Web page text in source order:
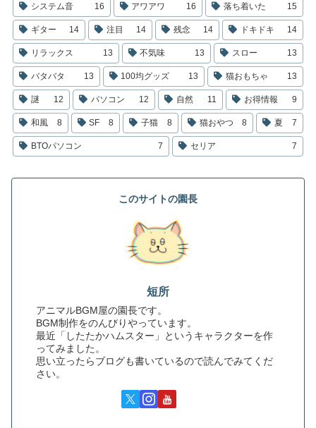
システム音 16 アワアワ 16 落ち着いた 15
ギター 14 注目 14 残念 14 ドキドキ 14
リラックス 13 不気味 13 スロー 13
バタバタ 13 100均グッズ 13 猫おもちゃ 13
謎 12 パソコン 12 自然 11 お得情報 9
和風 8 SF 8 子猫 8 猫おやつ 8 夏 7
BTOパソコン 7 セリア 7
このサイトの園長
短所
アニマルBGM屋の園長です。
BGM制作をのんびりやっています。
最近「したたかハムスター」というキャラクターを作
ってみました。
思い立ったらブログも書いているので読んでみてくだ
さい。